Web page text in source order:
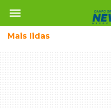
menu
Mais lidas